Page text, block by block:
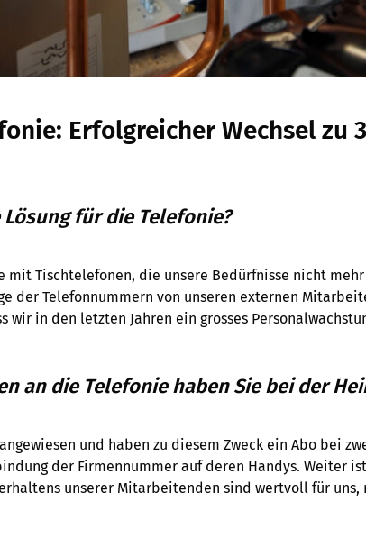
Erfolgreicher Wechsel zu
für die Telefonie?
mit Tischtelefonen, die unsere Bedürfnisse nicht
der Telefonnummern von unseren externen
in den letzten Jahren ein grosses
an die Telefonie haben Sie bei der
und haben zu diesem Zweck ein Abo bei
der Firmennummer auf deren Handys. Weiter
unserer Mitarbeitenden sind wertvoll für